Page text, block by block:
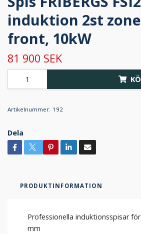
induktion 2st
front, 10kW
81 900 SEK
Artikelnummer: 192
Dela
PRODUKTINFORMATION
Professionella induktionsspisar
mm